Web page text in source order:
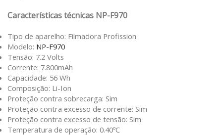
Características técnicas NP-F970
Tipo de aparelho: Filmadora Profission
Modelo: NP-F970
Tensão: 7.2 Volts
Corrente: 7.800mAh
Capacidade: 56 Wh
Composição: Li-Ion
Proteção contra sobrecarga: Sim
Proteção contra excesso de corrente: Sim
Proteção contra excesso de tensão: Sim
Temperatura de operação: 0.40ºC